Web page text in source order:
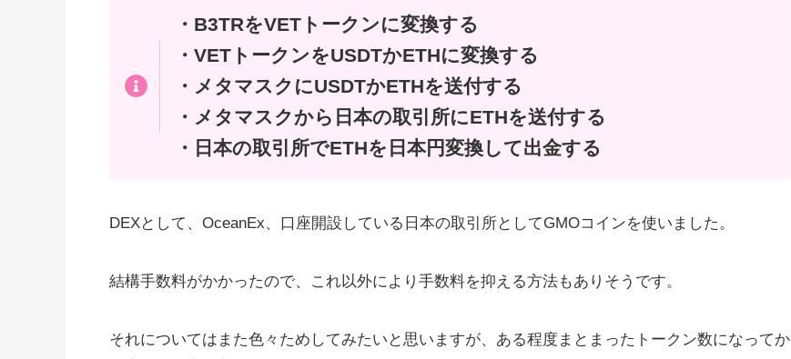
・B3TRをVETトークンに変換する
・VETトークンをUSDTかETHに変換する
・メタマスクにUSDTかETHを送付する
・メタマスクから日本の取引所にETHを送付する
・日本の取引所でETHを日本円変換して出金する
DEXとして、OceanEx、口座開設している日本の取引所としてGMOコインを使いました。
結構手数料がかかったので、これ以外により手数料を抑える方法もありそうです。
それについてはまた色々ためしてみたいと思いますが、ある程度まとまったトークン数になってか